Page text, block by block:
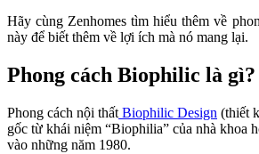
Hãy cùng Zenhomes tìm hiểu thêm về
này để biết thêm về lợi ích mà nó mang lại.
Phong cách Biophilic là gì?
Phong cách nội thất Biophilic Design (thiết
gốc từ khái niệm “Biophilia” của nhà khoa
vào những năm 1980.